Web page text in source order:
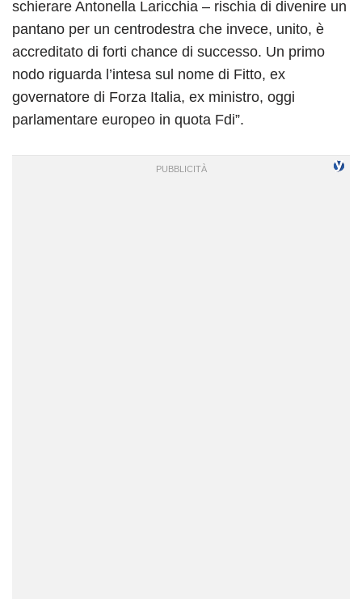
schierare Antonella Laricchia – rischia di divenire un
pantano per un centrodestra che invece, unito, è
accreditato di forti chance di successo. Un primo
nodo riguarda l’intesa sul nome di Fitto, ex
governatore di Forza Italia, ex ministro, oggi
parlamentare europeo in quota Fdi”.